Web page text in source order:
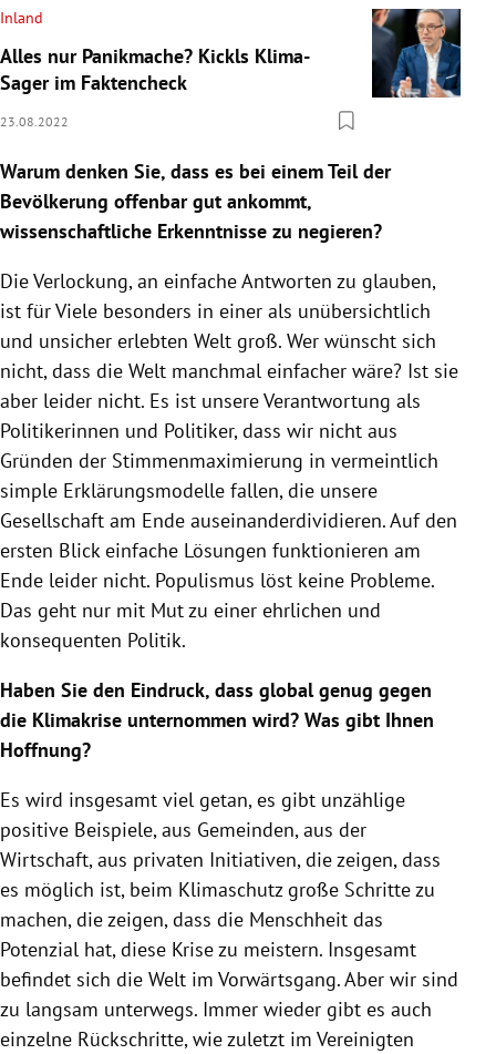
Inland
Alles nur Panikmache? Kickls Klima-
Sager im Faktencheck
23.08.2022
Warum denken Sie, dass es bei einem Teil der
Bevölkerung offenbar gut ankommt,
wissenschaftliche Erkenntnisse zu negieren?
Die Verlockung, an einfache Antworten zu glauben,
ist für Viele besonders in einer als unübersichtlich
und unsicher erlebten Welt groß. Wer wünscht sich
nicht, dass die Welt manchmal einfacher wäre? Ist sie
aber leider nicht. Es ist unsere Verantwortung als
Politikerinnen und Politiker, dass wir nicht aus
Gründen der Stimmenmaximierung in vermeintlich
simple Erklärungsmodelle fallen, die unsere
Gesellschaft am Ende auseinanderdividieren. Auf den
ersten Blick einfache Lösungen funktionieren am
Ende leider nicht. Populismus löst keine Probleme.
Das geht nur mit Mut zu einer ehrlichen und
konsequenten Politik.
Haben Sie den Eindruck, dass global genug gegen
die Klimakrise unternommen wird? Was gibt Ihnen
Hoffnung?
Es wird insgesamt viel getan, es gibt unzählige
positive Beispiele, aus Gemeinden, aus der
Wirtschaft, aus privaten Initiativen, die zeigen, dass
es möglich ist, beim Klimaschutz große Schritte zu
machen, die zeigen, dass die Menschheit das
Potenzial hat, diese Krise zu meistern. Insgesamt
befindet sich die Welt im Vorwärtsgang. Aber wir sind
zu langsam unterwegs. Immer wieder gibt es auch
einzelne Rückschritte, wie zuletzt im Vereinigten